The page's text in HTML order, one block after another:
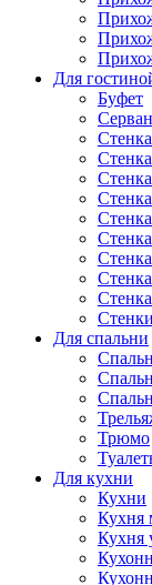
Для
Буфет
Стенки
Для спальни
Трюмо
Для кухни
Кухни
Кухня
Кухня